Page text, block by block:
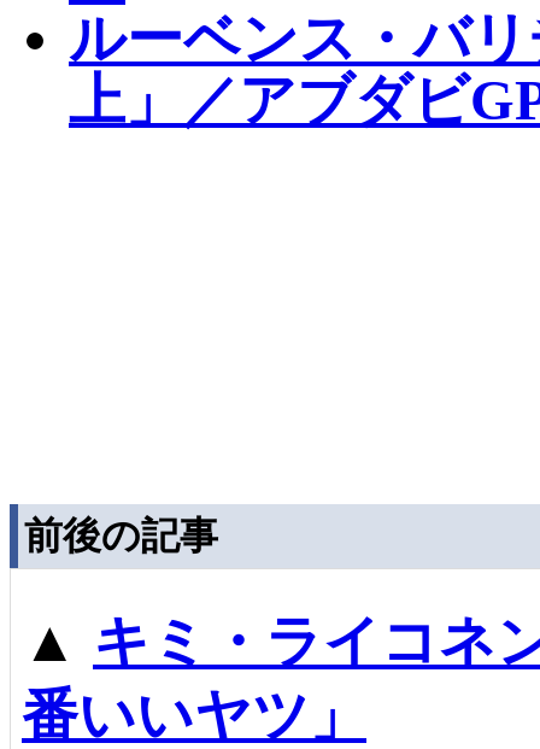
ルーベンス・バ
上」／アブダビ
前後の記事
▲ キミ・ライコネ
番いいヤツ」